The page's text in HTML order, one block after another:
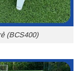
(BCS400)